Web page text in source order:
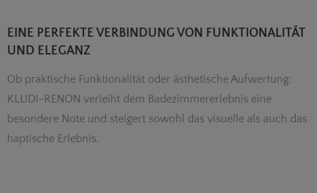
EINE PERFEKTE VERBINDUNG VON FUNKTIONALITÄT
UND ELEGANZ
Ob praktische Funktionalität oder ästhetische Aufwertung:
KLUDI-RENON verleiht dem Badezimmererlebnis eine
besondere Note und steigert sowohl das visuelle als auch das
haptische Erlebnis.